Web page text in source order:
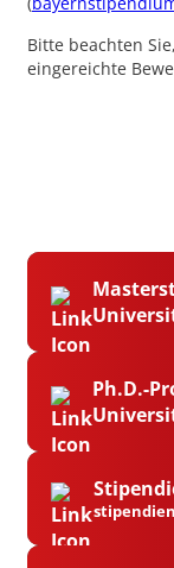
Bitte beachten
eingereichte
Ph.D.-